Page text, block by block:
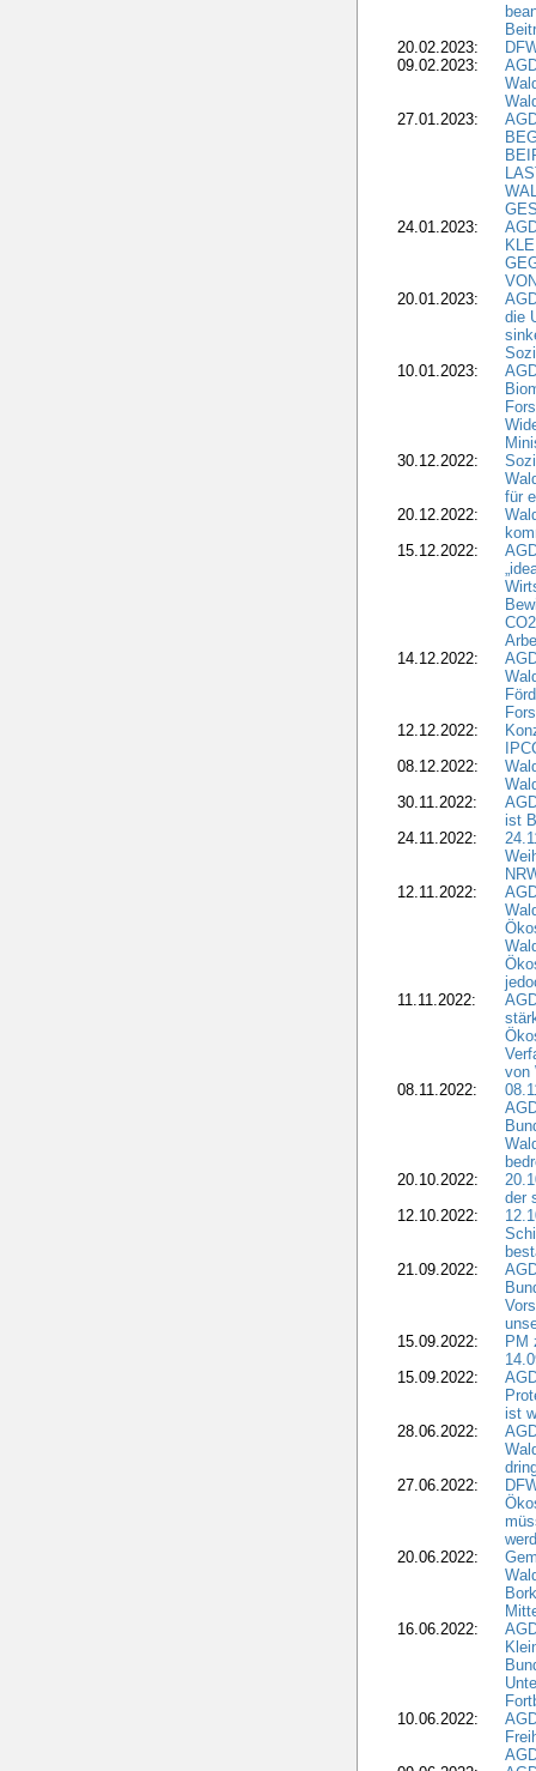
20.02.2023:
09.02.2023:
27.01.2023:
24.01.2023:
20.01.2023:
die
10.01.2023:
30.12.2022:
für
20.12.2022:
15.12.2022:
14.12.2022:
12.12.2022:
08.12.2022:
30.11.2022:
ist
24.11.2022:
12.11.2022:
11.11.2022:
von
08.11.2022:
20.10.2022:
der
12.10.2022:
21.09.2022:
15.09.2022:
PM
15.09.2022:
ist
28.06.2022:
27.06.2022:
20.06.2022:
16.06.2022:
10.06.2022: